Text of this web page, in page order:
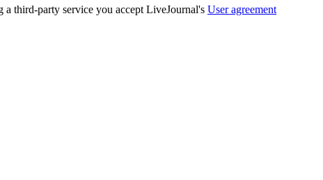
third-party service you accept LiveJournal's User agreement